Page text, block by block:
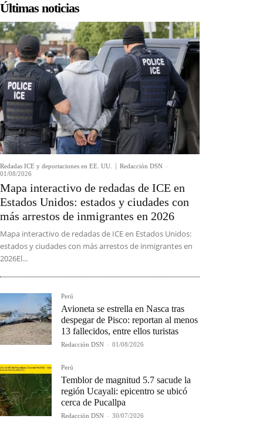
Últimas noticias
Redadas ICE y deportaciones en EE. UU. Redacción DSN -
01/08/2026
Mapa interactivo de redadas de ICE en
Estados Unidos: estados y ciudades con
más arrestos de inmigrantes en 2026
Mapa interactivo de redadas de ICE en Estados Unidos:
estados y ciudades con más arrestos de inmigrantes en
2026El...
Perú
Avioneta se estrella en Nasca tras
despegar de Pisco: reportan al menos
13 fallecidos, entre ellos turistas
Redacción DSN - 01/08/2026
Perú
Temblor de magnitud 5.7 sacude la
región Ucayali: epicentro se ubicó
cerca de Pucallpa
Redacción DSN - 30/07/2026